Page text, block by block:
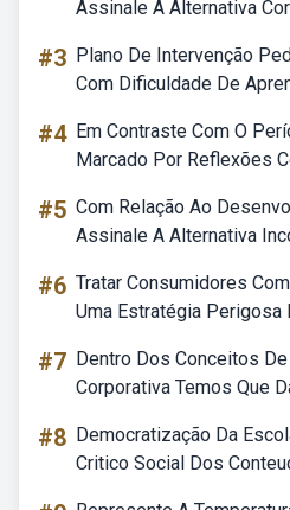
Assinale A Alternativa
#3 Plano De Intervenção
Com Dificuldade De
#4 Em Contraste Com O
Marcado Por Reflexões
#5 Com Relação Ao
Assinale A Alternativa
#6 Tratar Consumidores
Uma Estratégia Perigosa
#7 Dentro Dos Conceitos
Corporativa Temos Que
#8 Democratização Da
Critico Social Dos